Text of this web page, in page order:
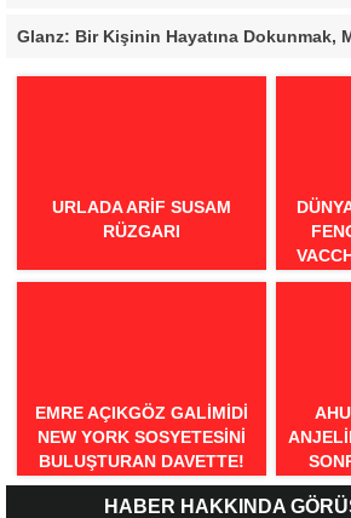
URLADA ARIF SUSAM
RÜZGARI
EMRE AÇIKGÖZ GALIMIDI
NEW YORK SOSYETESINI
BULUŞTURAN DAVETTE!
HABER HAKKINDA